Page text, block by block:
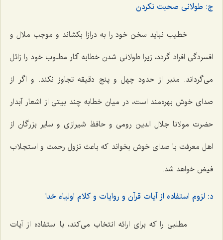
ج: طولانی صحبت نکردن
خطیب نباید سخن خود را به درازا بکشاند و موجب ملال و
افسردگی افراد گردد، زیرا طولانی شدن خطابه آثار مطلوب خود را زائل
می‌گرداند. منبر از حدود چهل و پنج دقیقه تجاوز نکند. و اگر از
صدای خوش بهره‌مند است، در میان خطابه چند بیتی از اشعار آبدار
حضرت مولانا جلال الدین رومی و حافظ شیرازی و سایر بزرگان از
اهل معرفت با صدای خوش بخواند که باعث نزول رحمت و استجلاب
فیض خواهد شد.
د: لزوم استفاده از آیات قرآن و روایات و کلام اولیاء خدا
مطلبی را که برای ارائه انتخاب می‌کند، با استفاده از آیات